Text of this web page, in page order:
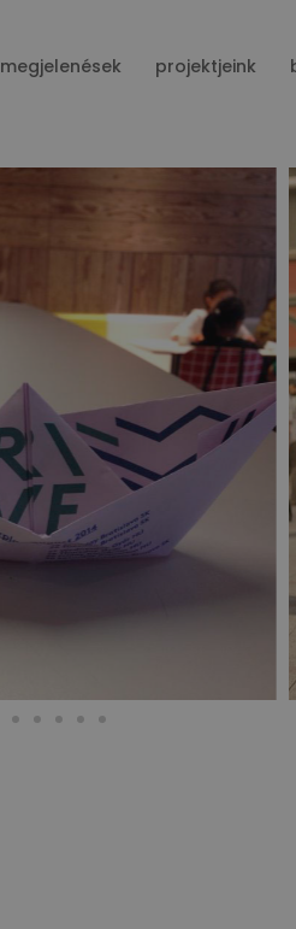
megjelenések projektjeink